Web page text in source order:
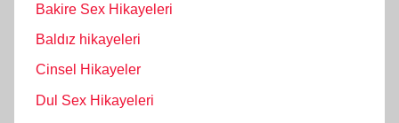
Bakire Sex Hikayeleri
Baldız hikayeleri
Cinsel Hikayeler
Dul Sex Hikayeleri